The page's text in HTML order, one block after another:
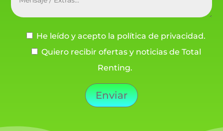
He leído y acepto la política de privacidad.
Quiero recibir ofertas y noticias de Total
Renting.
Enviar